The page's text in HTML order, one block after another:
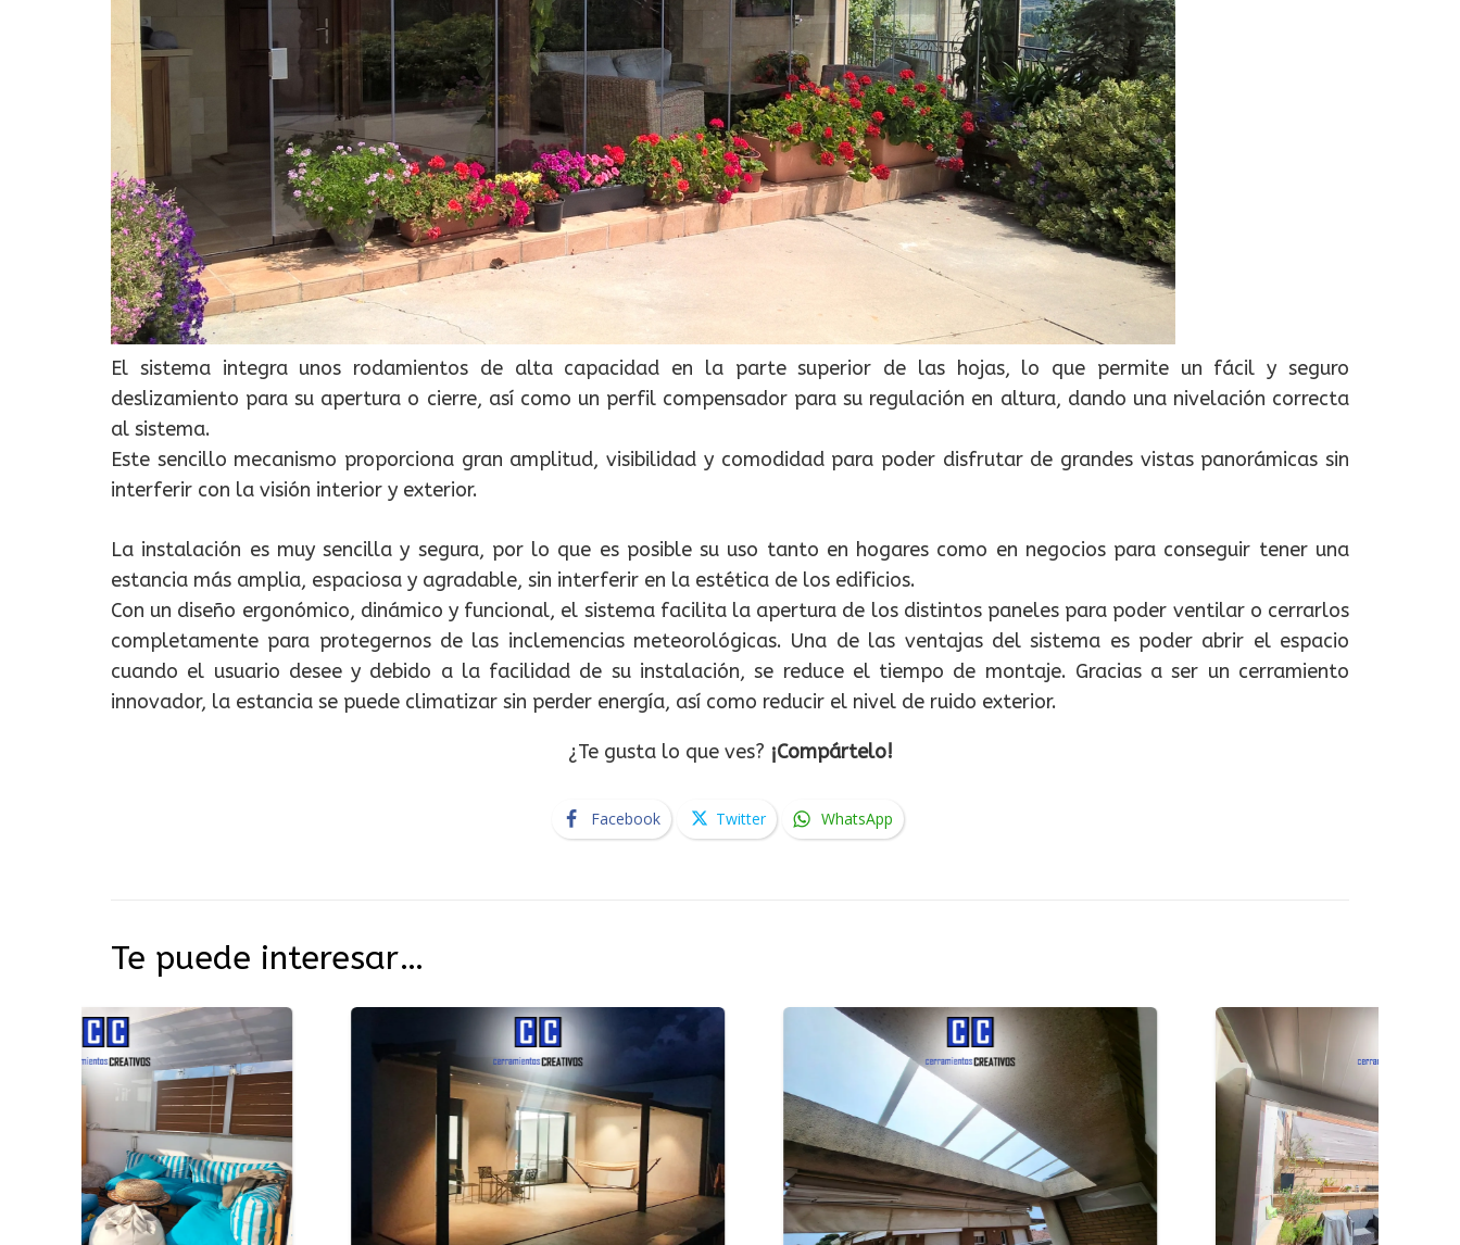
El sistema integra unos rodamientos de alta capacidad en la parte superior de las hojas, lo que permite un fácil y seguro
deslizamiento para su apertura o cierre, así como un perfil compensador para su regulación en altura, dando una nivelación correcta
al sistema.
Este sencillo mecanismo proporciona gran amplitud, visibilidad y comodidad para poder disfrutar de grandes vistas panorámicas sin
interferir con la visión interior y exterior.
La instalación es muy sencilla y segura, por lo que es posible su uso tanto en hogares como en negocios para conseguir tener una
estancia más amplia, espaciosa y agradable, sin interferir en la estética de los edificios.
Con un diseño ergonómico, dinámico y funcional, el sistema facilita la apertura de los distintos paneles para poder ventilar o cerrarlos
completamente para protegernos de las inclemencias meteorológicas. Una de las ventajas del sistema es poder abrir el espacio
cuando el usuario desee y debido a la facilidad de su instalación, se reduce el tiempo de montaje. Gracias a ser un cerramiento
innovador, la estancia se puede climatizar sin perder energía, así como reducir el nivel de ruido exterior.
¿Te gusta lo que ves? ¡Compártelo!
Facebook Twitter WhatsApp
Te puede interesar…